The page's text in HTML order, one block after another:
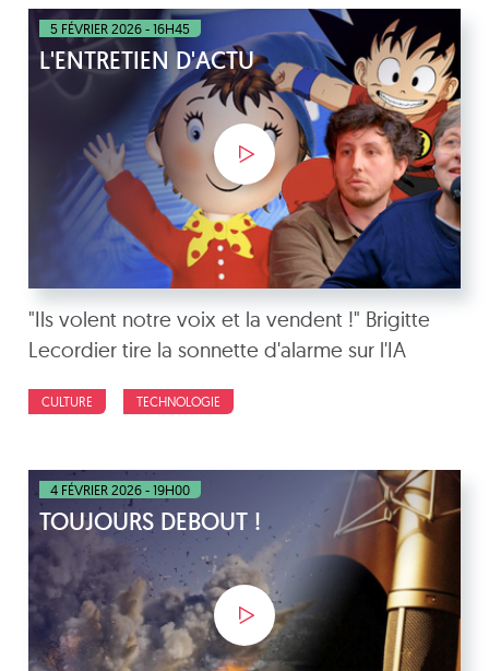
5 FÉVRIER 2026 - 16H45
L'ENTRETIEN D'ACTU
"Ils volent notre voix et la vendent !" Brigitte
Lecordier tire la sonnette d'alarme sur l'IA
CULTURE TECHNOLOGIE
4 FÉVRIER 2026 - 19H00
TOUJOURS DEBOUT !